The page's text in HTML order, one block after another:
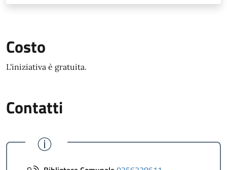
Costo
L'iniziativa è gratuita.
Contatti